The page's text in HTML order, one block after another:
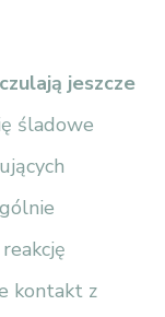
jeszcze
śladowe
kontakt z